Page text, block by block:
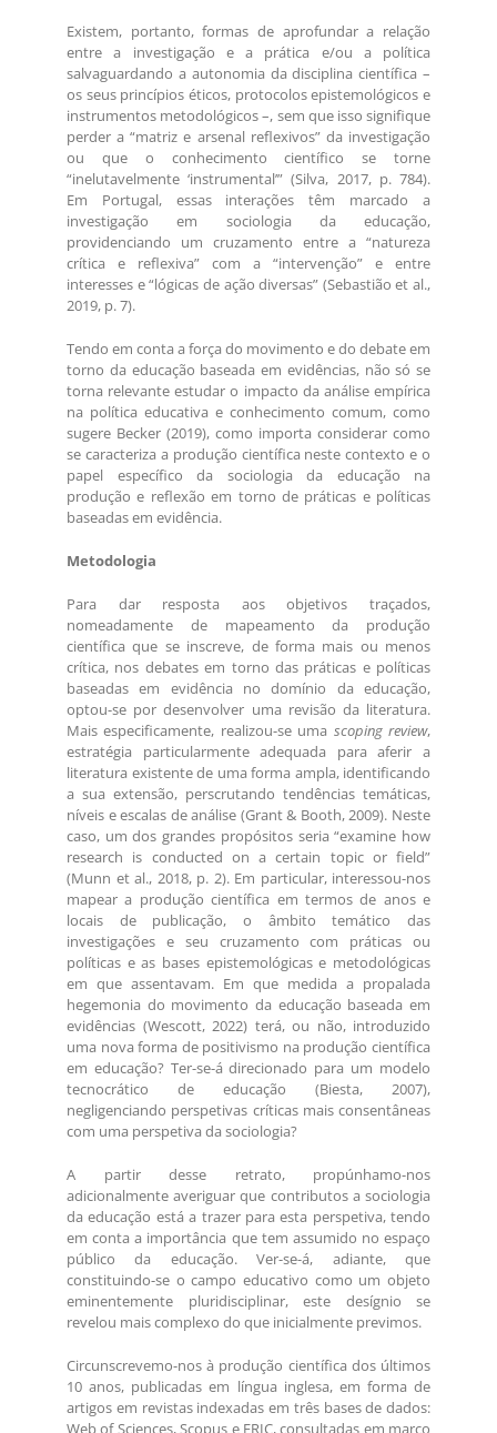
Existem, portanto, formas de aprofundar a relação
entre a investigação e a prática e/ou a política
salvaguardando a autonomia da disciplina científica –
os seus princípios éticos, protocolos epistemológicos e
instrumentos metodológicos –, sem que isso signifique
perder a “matriz e arsenal reflexivos” da investigação
ou que o conhecimento científico se torne
“inelutavelmente ‘instrumental’” (Silva, 2017, p. 784).
Em Portugal, essas interações têm marcado a
investigação em sociologia da educação,
providenciando um cruzamento entre a “natureza
crítica e reflexiva” com a “intervenção” e entre
interesses e “lógicas de ação diversas” (Sebastião et al.,
2019, p. 7).
Tendo em conta a força do movimento e do debate em
torno da educação baseada em evidências, não só se
torna relevante estudar o impacto da análise empírica
na política educativa e conhecimento comum, como
sugere Becker (2019), como importa considerar como
se caracteriza a produção científica neste contexto e o
papel específico da sociologia da educação na
produção e reflexão em torno de práticas e políticas
baseadas em evidência.
Metodologia
Para dar resposta aos objetivos traçados,
nomeadamente de mapeamento da produção
científica que se inscreve, de forma mais ou menos
crítica, nos debates em torno das práticas e políticas
baseadas em evidência no domínio da educação,
optou-se por desenvolver uma revisão da literatura.
Mais especificamente, realizou-se uma scoping review,
estratégia particularmente adequada para aferir a
literatura existente de uma forma ampla, identificando
a sua extensão, perscrutando tendências temáticas,
níveis e escalas de análise (Grant & Booth, 2009). Neste
caso, um dos grandes propósitos seria “examine how
research is conducted on a certain topic or field”
(Munn et al., 2018, p. 2). Em particular, interessou-nos
mapear a produção científica em termos de anos e
locais de publicação, o âmbito temático das
investigações e seu cruzamento com práticas ou
políticas e as bases epistemológicas e metodológicas
em que assentavam. Em que medida a propalada
hegemonia do movimento da educação baseada em
evidências (Wescott, 2022) terá, ou não, introduzido
uma nova forma de positivismo na produção científica
em educação? Ter-se-á direcionado para um modelo
tecnocrático de educação (Biesta, 2007),
negligenciando perspetivas críticas mais consentâneas
com uma perspetiva da sociologia?
A partir desse retrato, propúnhamo-nos
adicionalmente averiguar que contributos a sociologia
da educação está a trazer para esta perspetiva, tendo
em conta a importância que tem assumido no espaço
público da educação. Ver-se-á, adiante, que
constituindo-se o campo educativo como um objeto
eminentemente pluridisciplinar, este desígnio se
revelou mais complexo do que inicialmente previmos.
Circunscrevemo-nos à produção científica dos últimos
10 anos, publicadas em língua inglesa, em forma de
artigos em revistas indexadas em três bases de dados:
Web of Sciences, Scopus e ERIC, consultadas em março